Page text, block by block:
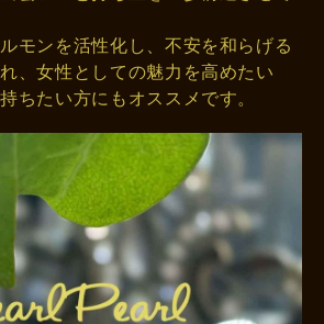
モンを活性化し、不安を和らげる
、女性としての魅力を高めたい
ちたい方にもオススメです。